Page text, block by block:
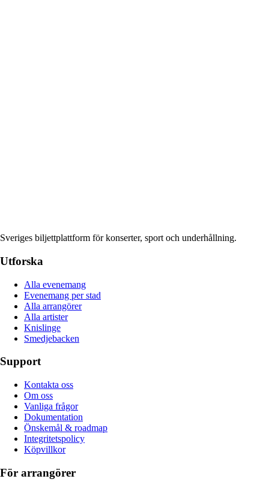
Sveriges biljettplattform för konserter, sport och underhållning.
Utforska
Alla evenemang
Evenemang per stad
Alla arrangörer
Alla artister
Knislinge
Smedjebacken
Support
Kontakta oss
Om oss
Vanliga frågor
Dokumentation
Önskemål & roadmap
Integritetspolicy
Köpvillkor
För arrangörer